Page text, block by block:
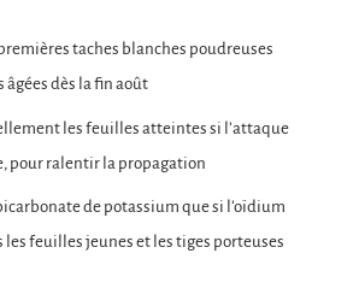
taches blanches poudreuses
âgées dès la fin août
les feuilles atteintes si l’attaque
pour ralentir la propagation
de potassium que si l’oïdium
les feuilles jeunes et les tiges porteuses